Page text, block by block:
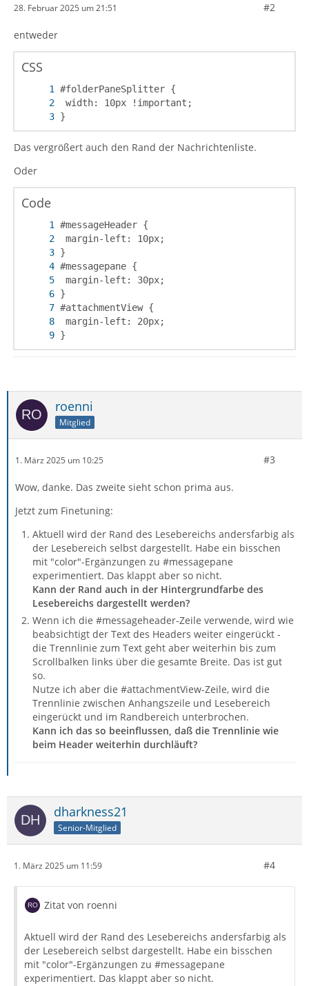
28. Februar 2025 um 21:51 #2
entweder
CSS
}
Das vergrößert auch den Rand der Nachrichtenliste.
Oder
Code
}
roenni
Mitglied
1. März 2025 um 10:25 #3
Wow, danke. Das zweite sieht schon prima aus.
Jetzt zum Finetuning:
Aktuell wird der Rand des Lesebereichs andersfarbig als
der Lesebereich selbst dargestellt. Habe ein bisschen
mit "color"-Ergänzungen zu #messagepane
experimentiert. Das klappt aber so nicht.
Kann der Rand auch in der Hintergrundfarbe des
Lesebereichs dargestellt werden?
Wenn ich die #messageheader-Zeile verwende, wird wie
beabsichtigt der Text des Headers weiter eingerückt -
die Trennlinie zum Text geht aber weiterhin bis zum
Scrollbalken links über die gesamte Breite. Das ist gut
so.
Nutze ich aber die #attachmentView-Zeile, wird die
Trennlinie zwischen Anhangszeile und Lesebereich
eingerückt und im Randbereich unterbrochen.
Kann ich das so beeinflussen, daß die Trennlinie wie
beim Header weiterhin durchläuft?
dharkness21
Senior-Mitglied
1. März 2025 um 11:59 #4
Zitat von roenni
Aktuell wird der Rand des Lesebereichs andersfarbig als
der Lesebereich selbst dargestellt. Habe ein bisschen
mit "color"-Ergänzungen zu #messagepane
experimentiert. Das klappt aber so nicht.